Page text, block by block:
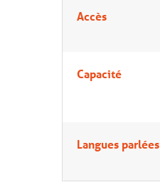
Accès
Capacité
Langues parlées